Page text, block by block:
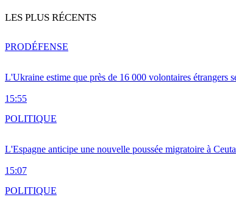
LES PLUS RÉCENTS
L'Ukraine estime que près de 16 000 volontaires étrangers
15:55
PRODÉFENSE
L'Espagne anticipe une nouvelle poussée migratoire à Ceuta
15:07
POLITIQUE
POLITIQUE